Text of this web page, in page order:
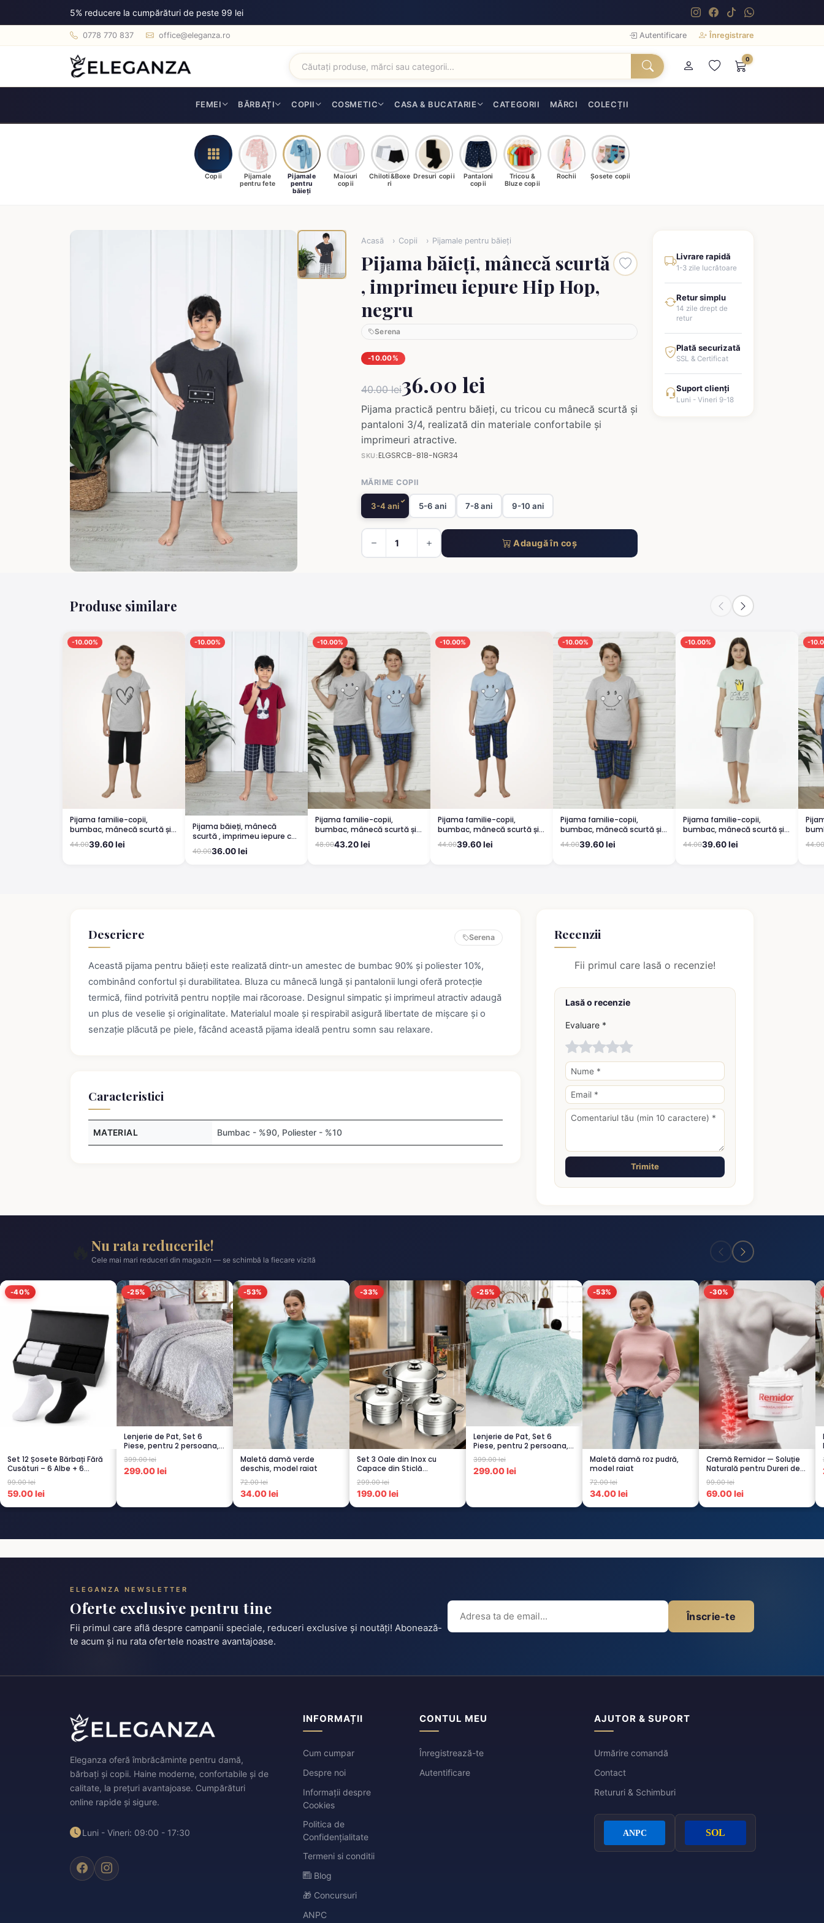
5% reducere la cumpărături de peste 99 lei
0778 770 837 office@eleganza.ro Autentificare Înregistrare
0
FEMEI BĂRBAȚI COPII COSMETIC CASA & BUCATARIE CATEGORII MĂRCI COLECȚII
Copii
Pijamale
pentru fete
Pijamale
pentru
băieți
Maiouri
copii
Chiloti&Boxe
ri
Dresuri copii
Pantaloni
copii
Tricou &
Bluze copii
Rochii Șosete copii
Acasă Copii Pijamale pentru băieți
Pijama băieți, mânecă scurtă
, imprimeu iepure Hip Hop,
negru
Serena
-10.00%
40.00 lei36.00 lei
Pijama practică pentru băieți, cu tricou cu mânecă scurtă și
pantaloni 3/4, realizată din materiale confortabile și
imprimeuri atractive.
SKU:ELGSRCB-818-NGR34
MĂRIME COPII
3-4 ani 5-6 ani 7-8 ani 9-10 ani
Adaugă în coș
Livrare rapidă
1-3 zile lucrătoare
Retur simplu
14 zile drept de
retur
Plată securizată
SSL & Certificat
Suport clienți
Luni - Vineri 9-18
Produse similare
-10.00%
Pijama familie-copii,
bumbac, mânecă scurtă și
pantaloni 3/4, roz pudrat
44.0039.60 lei
-10.00%
Pijama băieți, mânecă
scurtă , imprimeu iepure cu
ochelari, rosu
40.0036.00 lei
-10.00%
Pijama familie-copii,
bumbac, mânecă scurtă și
pantaloni 3/4, gri
48.0043.20 lei
-10.00%
Pijama familie-copii,
bumbac, mânecă scurtă și
pantaloni 3/4, albastru
44.0039.60 lei
-10.00%
Pijama familie-copii,
bumbac, mânecă scurtă și
pantaloni 3/4, verde
44.0039.60 lei
-10.00%
Pijama familie-copii,
bumbac, mânecă scurtă și
pantaloni 3/4, verde
44.0039.60 lei
-
44.00
Descriere Serena
Această pijama pentru băieți este realizată dintr-un amestec de bumbac 90% și poliester 10%,
combinând confortul și durabilitatea. Bluza cu mânecă lungă și pantalonii lungi oferă protecție
termică, fiind potrivită pentru nopțile mai răcoroase. Designul simpatic și imprimeul atractiv adaugă
un plus de veselie și originalitate. Materialul moale și respirabil asigură libertate de mișcare și o
senzație plăcută pe piele, făcând această pijama ideală pentru somn sau relaxare.
Caracteristici
MATERIAL Bumbac - %90, Poliester - %10
Recenzii
Fii primul care lasă o recenzie!
Lasă o recenzie
Evaluare *
Trimite
Nu rata reducerile!
Cele mai mari reduceri din magazin — se schimbă la fiecare vizită
-40%
Set 12 Șosete Bărbați Fără
Cusături – 6 Albe + 6
Negre...
99.00 lei
59.00 lei
-25%
Lenjerie de Pat, Set 6
Piese, pentru 2 persoana,
GRI -1...
399.00 lei
299.00 lei
-53%
Maletă damă verde
deschis, model raiat
72.00 lei
34.00 lei
-33%
Set 3 Oale din Inox cu
Capace din Sticlă
Termorezistent...
299.00 lei
199.00 lei
-25%
Lenjerie de Pat, Set 6
Piese, pentru 2 persoana,
TURCOA...
399.00 lei
299.00 lei
-53%
Maletă damă roz pudră,
model raiat
72.00 lei
34.00 lei
-30%
Cremă Remidor — Soluție
Naturală pentru Dureri de
Spate...
99.00 lei
69.00 lei
ELEGANZA NEWSLETTER
Oferte exclusive pentru tine
Fii primul care află despre campanii speciale, reduceri exclusive și noutăți! Abonează-
te acum și nu rata ofertele noastre avantajoase.
Înscrie-te
Eleganza oferă îmbrăcăminte pentru damă,
bărbați și copii. Haine moderne, confortabile și de
calitate, la prețuri avantajoase. Cumpărături
online rapide și sigure.
Luni - Vineri: 09:00 - 17:30
INFORMAȚII
Cum cumpar
Despre noi
Informații despre
Cookies
Politica de
Confidențialitate
Termeni si conditii
Blog
🎁 Concursuri
ANPC
CONTUL MEU
Înregistrează-te
Autentificare
AJUTOR & SUPORT
Urmărire comandă
Contact
Retururi & Schimburi